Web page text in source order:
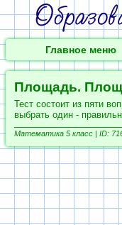
Главное меню
Площадь.
Тест состоит из пяти
выбрать один -
Математика 5 класс | ID: